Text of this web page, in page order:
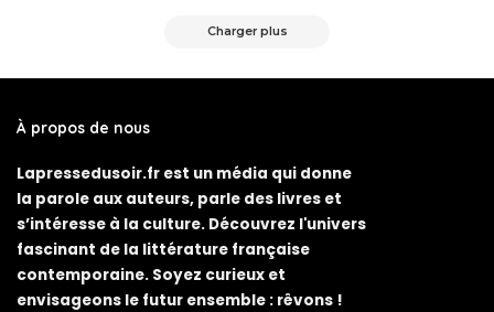
Charger plus
À propos de nous
Lapressedusoir.fr est un média qui donne
la parole aux auteurs, parle des livres et
s’intéresse à la culture. Découvrez l'univers
fascinant de la littérature française
contemporaine. Soyez curieux et
envisageons le futur ensemble : rêvons !